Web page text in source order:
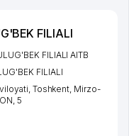
FILIALI
FILIALI AITB
FILIALI
, Toshkent, Mirzo-
, 5